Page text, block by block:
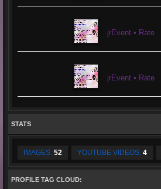
jrEvent • Rate
jrEvent • Rate
STATS
IMAGES: 52 YOUTUBE VIDEOS: 4
PROFILE TAG CLOUD: